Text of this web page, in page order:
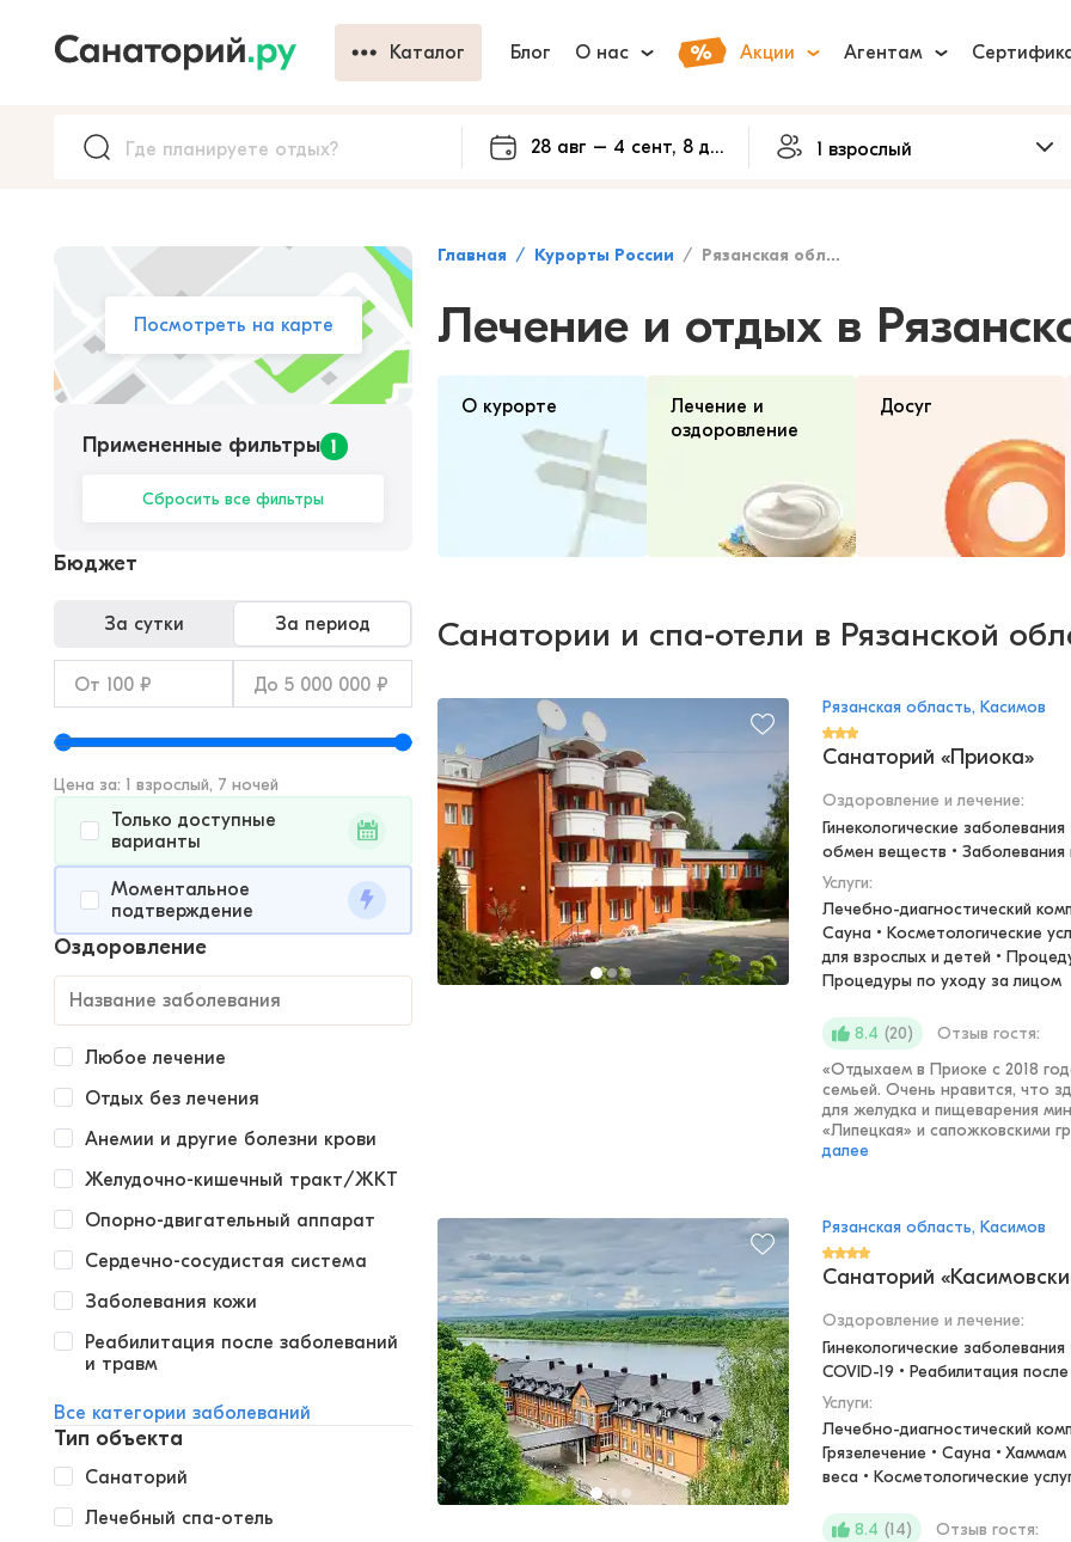
Каталог Блог О нас Акции Агентам
Посмотреть на карте
Примененные фильтры 1
Сбросить все фильтры
Бюджет
За сутки За период
Цена за: 1 взрослый, 7 ночей
Только доступные
варианты
Моментальное
подтверждение
Оздоровление
Любое лечение
Отдых без лечения
Анемии и другие болезни крови
Желудочно-кишечный тракт/ЖКТ
Опорно-двигательный аппарат
Сердечно-сосудистая система
Заболевания кожи
Реабилитация после заболеваний
и травм
Все категории заболеваний
Тип объекта
Санаторий
Лечебный спа-отель
Главная Курорты России Рязанская область
Лечение и отдых в
О курорте
Лечение и
оздоровление
Досуг
Санатории и спа-отели в Рязанской
Рязанская область, Касимов
Санаторий «Приока»
Оздоровление и лечение:
Гинекологические
обмен веществ • Заболевания
Услуги:
Лечебно-диагностический
Сауна • Косметологические
для взрослых и детей •
Процедуры по уходу за лицом
8.4 (20)
Отзыв гостя:
«Отдыхаем в Приоке с 2018
семьей. Очень нравится, что
для желудка и пищеварения
«Липецкая» и сапожковскими
далее
Рязанская область, Касимов
Санаторий
Оздоровление и лечение:
Гинекологические
COVID-19 • Реабилитация
Услуги:
Лечебно-диагностический
Грязелечение • Сауна •
веса • Косметологические
8.4 (14)
Отзыв гостя: